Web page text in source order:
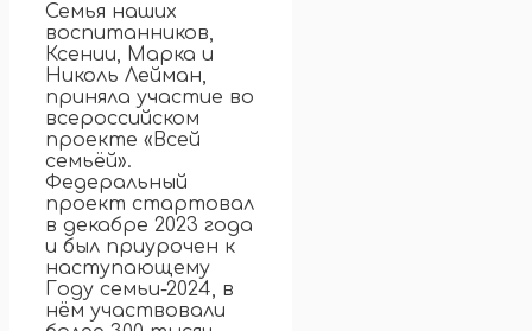
Семья наших
воспитанников,
Ксении, Марка и
Николь Лейман,
приняла участие во
всероссийском
проекте «Всей
семьёй».
Федеральный
проект стартовал
в декабре 2023 года
и был приурочен к
наступающему
Году семьи-2024, в
нём участвовали